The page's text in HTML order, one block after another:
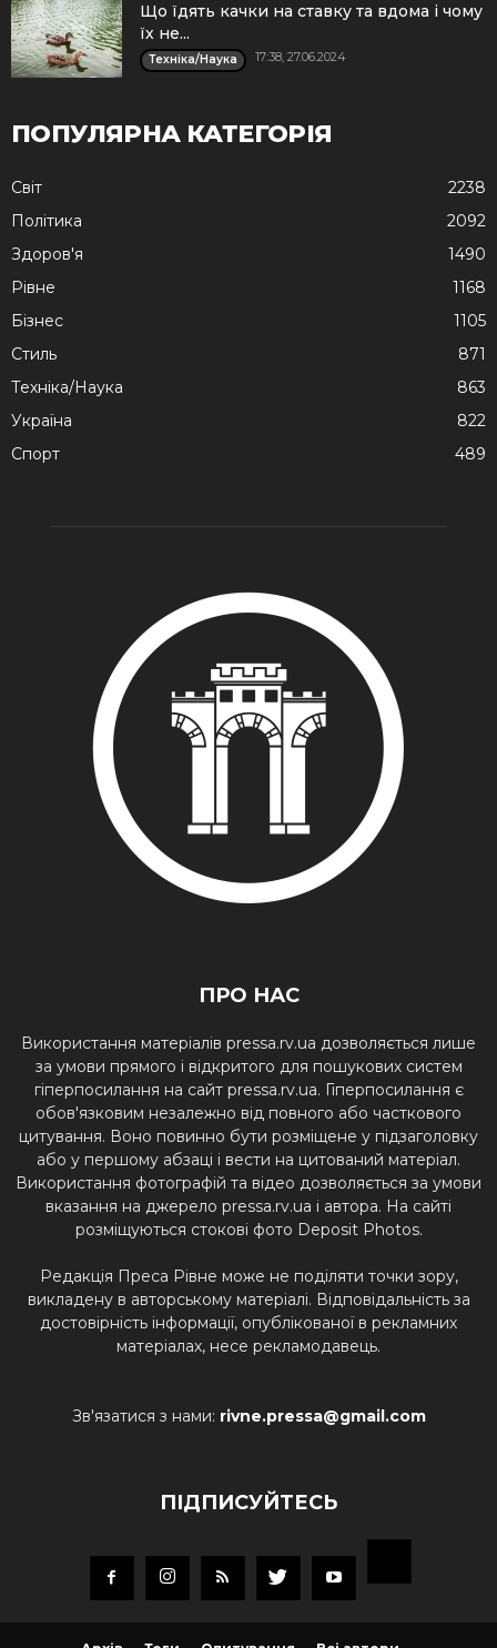
Що їдять качки на ставку та вдома і чому
їх не...
Техніка/Наука 17:38, 27.06.2024
ПОПУЛЯРНА КАТЕГОРІЯ
Cвіт
2238
Політика
2092
Здоров'я
1490
Рівне
1168
Бізнес
1105
Стиль
871
Техніка/Наука
863
Україна
822
Спорт
489
ПРО НАС
Використання матеріалів pressa.rv.ua дозволяється лише
за умови прямого і відкритого для пошукових систем
гіперпосилання на сайт pressa.rv.ua. Гіперпосилання є
обов'язковим незалежно від повного або часткового
цитування. Воно повинно бути розміщене у підзаголовку
або у першому абзаці і вести на цитований матеріал.
Використання фотографій та відео дозволяється за умови
вказання на джерело pressa.rv.ua і автора. На сайті
розміщуються стокові фото Deposit Photos.
Редакція Преса Рівне може не поділяти точки зору,
викладену в авторському матеріалі. Відповідальність за
достовірність інформації, опублікованої в рекламних
матеріалах, несе рекламодавець.
Зв'язатися з нами: rivne.pressa@gmail.com
ПІДПИСУЙТЕСЬ